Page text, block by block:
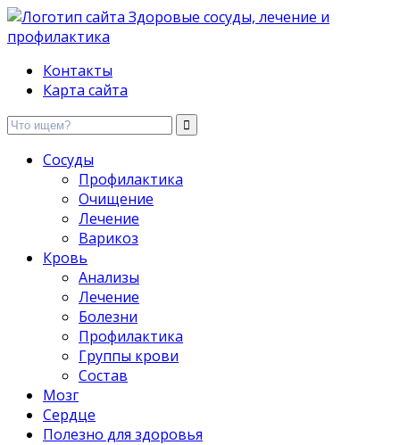
Здоровые сосуды, лечение и профилактика
Контакты
Карта сайта
Сосуды
Профилактика
Очищение
Лечение
Варикоз
Кровь
Анализы
Лечение
Болезни
Профилактика
Группы крови
Состав
Мозг
Сердце
Полезно для здоровья